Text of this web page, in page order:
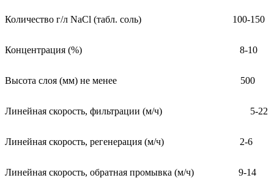
Количество г/л NaCl (табл. соль) 100-150
Концентрация (%) 8-10
Высота слоя (мм) не менее 500
Линейная скорость, фильтрации (м/ч) 5-22
Линейная скорость, регенерация (м/ч) 2-6
Линейная скорость, обратная промывка (м/ч) 9-14